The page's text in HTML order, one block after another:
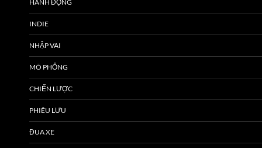
HÀNH ĐỘNG
INDIE
NHẬP VAI
MÔ PHỎNG
CHIẾN LƯỢC
PHIÊU LƯU
ĐUA XE